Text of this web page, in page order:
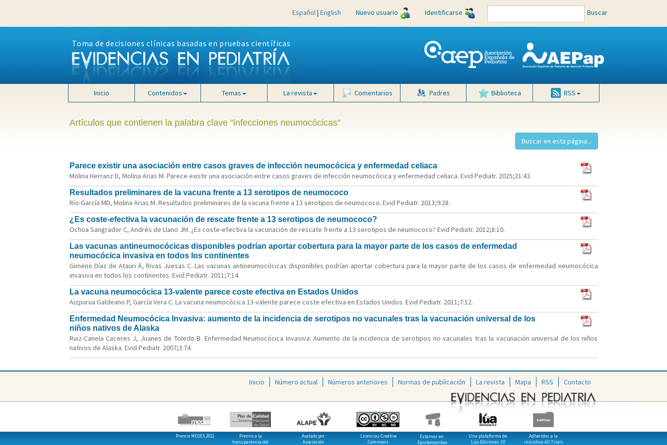
Español| English Nuevo usuario Identificarse Buscar
Toma de decisiones clínicas basadas en pruebas científicas
Inicio Contenidos Temas La revista Comentarios Padres Biblioteca RSS
Artículos que contienen la palabra clave "infecciones neumocócicas"
Parece existir una asociación entre casos graves de infección neumocócica y enfermedad celiaca
Molina Herranz D, Molina Arias M. Parece existir una asociación entre casos graves de infección neumocócica y enfermedad celiaca. Evid Pediatr. 2025;21:43.
Resultados preliminares de la vacuna frente a 13 serotipos de neumococo
Río-García MD, Molina Arias M. Resultados preliminares de la vacuna frente a 13 serotipos de neumococo. Evid Pediatr. 2013;9:28.
¿Es coste-efectiva la vacunación de rescate frente a 13 serotipos de neumococo?
Ochoa Sangrador C, Andrés de Llano JM. ¿Es coste-efectiva la vacunación de rescate frente a 13 serotipos de neumococo? Evid Pediatr. 2012;8:10.
Las vacunas antineumocócicas disponibles podrían aportar cobertura para la mayor parte de los casos de enfermedad
neumocócica invasiva en todos los continentes
Gimeno Díaz de Atauri Á, Rivas Juesas C. Las vacunas antineumocócicas disponibles podrían aportar cobertura para la mayor parte de los casos de enfermedad neumocócica
invasiva en todos los continentes. Evid Pediatr. 2011;7:14.
La vacuna neumocócica 13-valente parece coste efectiva en Estados Unidos
Aizpurua Galdeano P, García Vera C. La vacuna neumocócica 13-valente parece coste efectiva en Estados Unidos. Evid Pediatr. 2011;7:12.
Enfermedad Neumocócica Invasiva: aumento de la incidencia de serotipos no vacunales tras la vacunación universal de los
niños nativos de Alaska
Ruiz-Canela Caceres J, Juanes de Toledo B. Enfermedad Neumocócica Invasiva: Aumento de la incidencia de serotipos no vacunales tras la vacunación universal de los niños
nativos de Alaska. Evid Pediatr. 2007;3:74.
Inicio Número actual Números anteriores Normas de publicación La revista Mapa RSS Contacto
Premio MEDES 2012
Premio a la
transparencia del
Avalado por:
Asociación
Licencias Creative
Commons
Estamos en:
Epistemonikos
Una plataforma de:
Lúa Ediciones 3.0
Adheridos a la
iniciativa All Trials